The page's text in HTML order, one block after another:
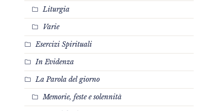
Liturgia
Varie
Esercizi Spirituali
In Evidenza
La Parola del giorno
Memorie, feste e solennità